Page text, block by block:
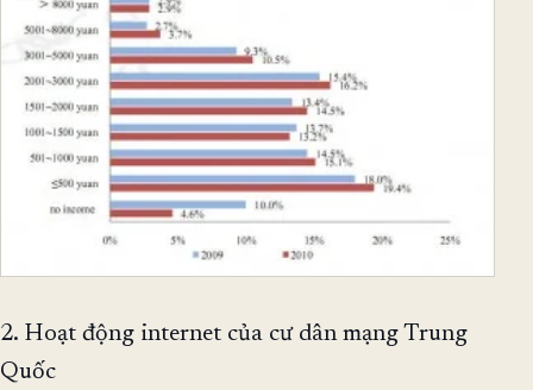
2. Hoạt động internet của cư dân mạng Trung
Quốc